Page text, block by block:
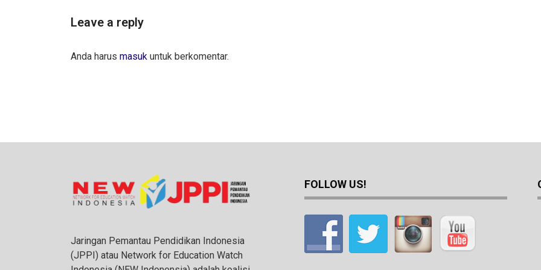
Leave a reply
Anda harus masuk untuk berkomentar.
Jaringan Pemantau Pendidikan Indonesia
(JPPI) atau Network for Education Watch
FOLLOW US!